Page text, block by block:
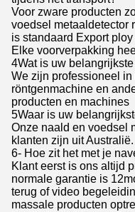
Voor zware producten
voedsel metaaldetector
is standaard Export
Elke voorverpakking
4Wat is uw
We zijn professioneel in
röntgenmachine en
producten en machines
5Waar is uw
Onze naald en voedsel
klanten zijn uit
6- Hoe zit het met je
Klant eerst is ons altijd
normale garantie is
terug of video
massale producten